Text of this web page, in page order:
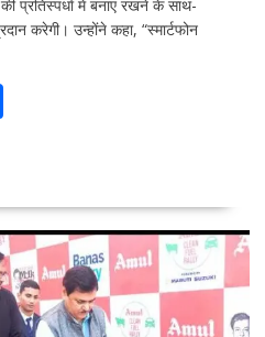
प्रतिस्पर्धा में बनाए रखने के साथ-
करेगी। उन्होंने कहा, “स्मार्टफोन
S
e